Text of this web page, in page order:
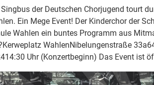
Singbus der Deutschen Chorjugend tourt
Ein Mege Event! Der Kinderchor der
Wahlen ein buntes Programm aus
WahlenNibelungenstraße
Uhr (Konzertbeginn) Das Event ist